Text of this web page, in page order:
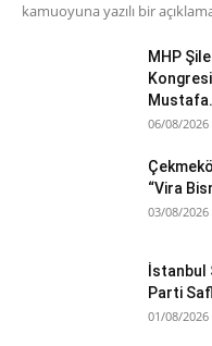
kamuoyuna yazılı bir
MHP
06/08/2026
“Vira
03/08/2026
İstanbul
Parti
01/08/2026